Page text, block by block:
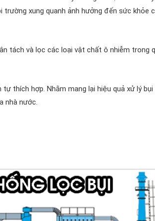
xung quanh ảnh hưởng đến sức khỏe
tách và lọc các loại vật chất ô nhiễm trong
thích hợp. Nhằm mang lại hiệu quả xử lý bụi
nhà nước.